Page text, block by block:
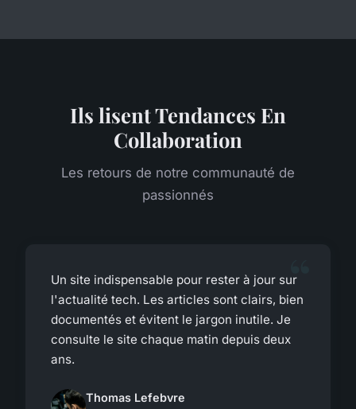
Ils lisent Tendances En
Collaboration
Les retours de notre communauté de
passionnés
Un site indispensable pour rester à jour sur
l'actualité tech. Les articles sont clairs, bien
documentés et évitent le jargon inutile. Je
consulte le site chaque matin depuis deux
ans.
Thomas Lefebvre